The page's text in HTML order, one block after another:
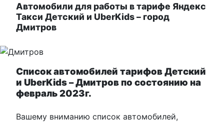
у
Автомобили для работы в тарифе Яндекс
Такси Детский и UberKids – город
Дмитров
Список автомобилей тарифов Детский
и UberKids – Дмитров по состоянию на
февраль 2023г.
Вашему вниманию список автомобилей,